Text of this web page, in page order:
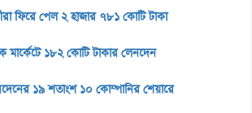
ফিরে পেল ২ হাজার ৭৮১ কোটি টাকা
মার্কেটে ১৮২ কোটি টাকার লেনদেন
১৯ শতাংশ ১০ কোম্পানির শেয়ারে